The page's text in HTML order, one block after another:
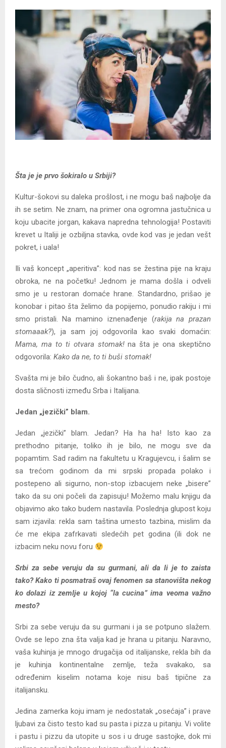
Šta je je prvo šokiralo u Srbiji?
Kultur-šokovi su daleka prošlost, i ne mogu baš najbolje da
ih se setim. Ne znam, na primer ona ogromna jastučnica u
koju ubacite jorgan, kakava napredna tehnologija! Postaviti
krevet u Italiji je ozbiljna stavka, ovde kod vas je jedan vešt
pokret, i uala!
Ili vaš koncept „aperitiva”: kod nas se žestina pije na kraju
obroka, ne na početku! Jednom je mama došla i odveli
smo je u restoran domaće hrane. Standardno, prišao je
konobar i pitao šta želimo da popijemo, ponudio rakiju i mi
smo pristali. Na mamino iznenađenje (rakija na prazan
stomaaak?), ja sam joj odgovorila kao svaki domaćin:
Mama, ma to ti otvara stomak!na šta je ona skeptično
odgovorila: Kako da ne, to ti buši stomak!
Svašta mi je bilo čudno, ali šokantno baš i ne, ipak postoje
dosta sličnosti između Srba i Italijana.
Jedan „jezički” blam.
Jedan „jezički” blam. Jedan? Ha ha ha! Isto kao za
prethodno pitanje, toliko ih je bilo, ne mogu sve da
popamtim. Sad radim na fakultetu u Kragujevcu, i šalim se
sa trećom godinom da mi srpski propada polako i
postepeno ali sigurno, non-stop izbacujem neke „bisere”
tako da su oni počeli da zapisuju! Možemo malu knjigu da
objavimo ako tako budem nastavila. Poslednja glupost koju
sam izjavila: rekla sam taština umesto tazbina, mislim da
će me ekipa zafrkavati sledećih pet godina (ili dok ne
izbacim neku novu foru
Srbi za sebe veruju da su gurmani, ali da li je to zaista
tako? Kako ti posmatraš ovaj fenomen sa stanovišta nekog
ko dolazi iz zemlje u kojoj “la cucina” ima veoma važno
mesto?
Srbi za sebe veruju da su gurmani i ja se potpuno slažem.
Ovde se lepo zna šta valja kad je hrana u pitanju. Naravno,
vaša kuhinja je mnogo drugačija od italijanske, rekla bih da
je kuhinja kontinentalne zemlje, teža svakako, sa
određenim kiselim notama koje nisu baš tipične za
italijansku.
Jedina zamerka koju imam je nedostatak „osećaja” i prave
ljubavi za čisto testo kad su pasta i pizza u pitanju. Vi volite
i pastu i pizzu da utopite u sos i u druge sastojke, dok mi